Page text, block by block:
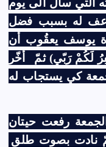
له بسبب فضل
يوسف يعقُوب أن
لَكُمْ رَبّي) ثمّ
أخّر
كي يستجاب له
الجمعة رفعت حيتان
ثمّ نادت بصوت طلق